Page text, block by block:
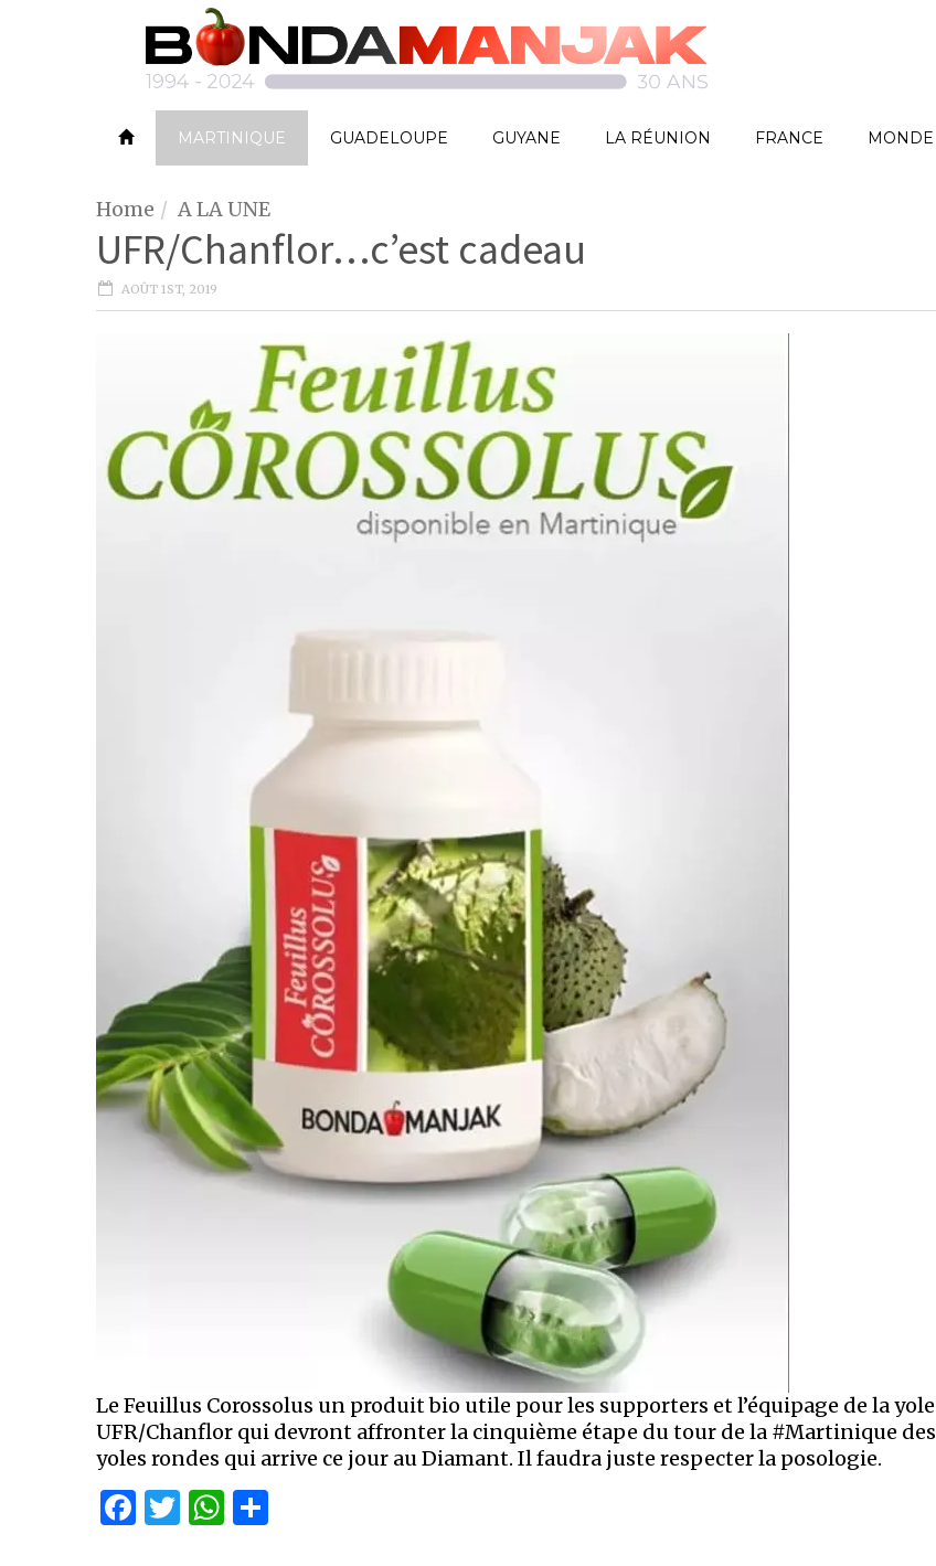
MARTINIQUE GUADELOUPE GUYANE LA RÉUNION FRANCE MONDE
Home A LA UNE
UFR/Chanflor…c’est cadeau
AOÛT 1ST, 2019
Le Feuillus Corossolus un produit bio utile pour les supporters et l’équipage de la yole
UFR/Chanflor qui devront affronter la cinquième étape du tour de la #Martinique des
yoles rondes qui arrive ce jour au Diamant. Il faudra juste respecter la posologie.
Facebook
Twitter
WhatsApp